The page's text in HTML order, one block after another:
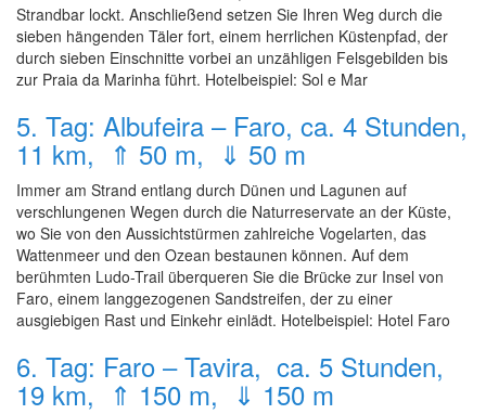
Strandbar lockt. Anschließend setzen Sie Ihren Weg durch die
sieben hängenden Täler fort, einem herrlichen Küstenpfad, der
durch sieben Einschnitte vorbei an unzähligen Felsgebilden bis
zur Praia da Marinha führt. Hotelbeispiel: Sol e Mar
5. Tag: Albufeira – Faro, ca. 4 Stunden,
11 km, ⇑ 50 m, ⇓ 50 m
Immer am Strand entlang durch Dünen und Lagunen auf
verschlungenen Wegen durch die Naturreservate an der Küste,
wo Sie von den Aussichtstürmen zahlreiche Vogelarten, das
Wattenmeer und den Ozean bestaunen können. Auf dem
berühmten Ludo-Trail überqueren Sie die Brücke zur Insel von
Faro, einem langgezogenen Sandstreifen, der zu einer
ausgiebigen Rast und Einkehr einlädt. Hotelbeispiel: Hotel Faro
6. Tag: Faro – Tavira, ca. 5 Stunden,
19 km, ⇑ 150 m, ⇓ 150 m